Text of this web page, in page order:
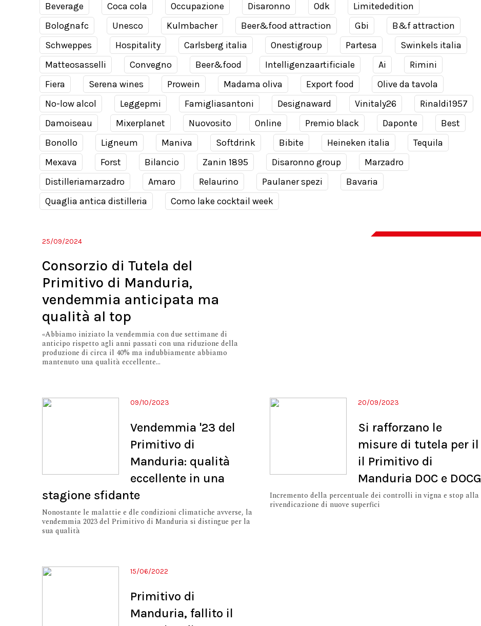
Beverage
Coca cola Occupazione Disaronno Odk
Limitededition
Bolognafc
Unesco Kulmbacher Beer&food attraction Gbi
B&f attraction
Schweppes
Hospitality Carlsberg italia Onestigroup Partesa
Swinkels italia
Matteosasselli
Convegno Beer&food Intelligenzaartificiale Ai
Rimini
Fiera
Serena wines Prowein Madama oliva Export food
Olive da tavola
No-low alcol
Leggepmi Famigliasantoni Designaward Vinitaly26
Rinaldi1957
Damoiseau
Mixerplanet Nuovosito Online Premio black Daponte
Best
Bonollo
Ligneum Maniva Softdrink Bibite Heineken italia
Tequila
Mexava
Forst Bilancio Zanin 1895 Disaronno group
Marzadro
Distilleriamarzadro
Amaro Relaurino Paulaner spezi
Bavaria
Quaglia antica distilleria
Como lake cocktail week
25/09/2024
Consorzio di Tutela del
Primitivo di Manduria,
vendemmia anticipata ma
qualità al top
«Abbiamo iniziato la vendemmia con due settimane di
anticipo rispetto agli anni passati con una riduzione della
produzione di circa il 40% ma indubbiamente abbiamo
mantenuto una qualità eccellente...
09/10/2023
Vendemmia '23 del
Primitivo di
Manduria: qualità
eccellente in una
stagione sfidante
Nonostante le malattie e dle condizioni climatiche avverse, la
vendemmia 2023 del Primitivo di Manduria si distingue per la
sua qualità
20/09/2023
Si rafforzano le
misure di tutela per il
il Primitivo di
Manduria DOC e DOCG
Incremento della percentuale dei controlli in vigna e stop alla
rivendicazione di nuove superfici
15/06/2022
Primitivo di
Manduria, fallito il